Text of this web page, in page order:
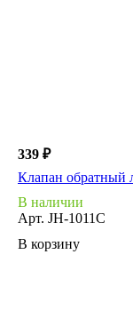
339 ₽
Клапан обратный
В наличии
Арт. JH-1011C
В корзину